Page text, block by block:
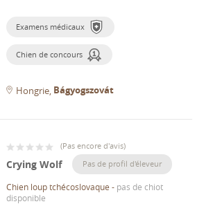
Examens médicaux
Chien de concours
Hongrie Bágyogszovát
(Pas encore d'avis)
Crying Wolf Pas de profil d'éleveur
Chien loup tchécoslovaque - pas de chiot
disponible